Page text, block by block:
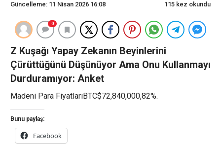
Güncelleme: 11 Nisan 2026 16:08 115 kez okundu
0
Z Kuşağı Yapay Zekanın Beyinlerini
Çürüttüğünü Düşünüyor Ama Onu Kullanmayı
Durduramıyor: Anket
Madeni Para FiyatlarıBTC$72,840,000,82%.
Bunu paylaş:
Facebook